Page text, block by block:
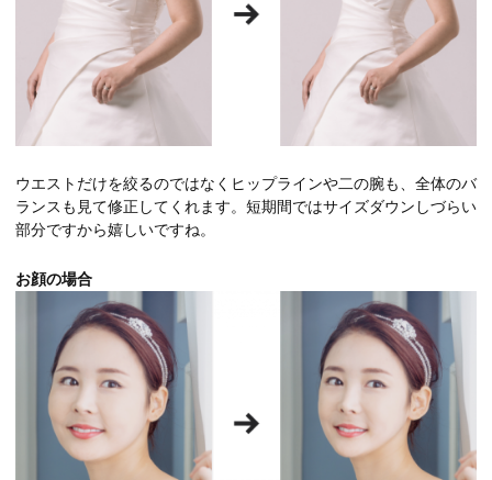
ウエストだけを絞るのではなくヒップラインや二の腕も、全体のバ
ランスも見て修正してくれます。短期間ではサイズダウンしづらい
部分ですから嬉しいですね。
お顔の場合